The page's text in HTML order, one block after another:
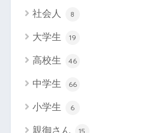
社会人 8
大学生 19
高校生 46
中学生 66
小学生 6
親御さん 15